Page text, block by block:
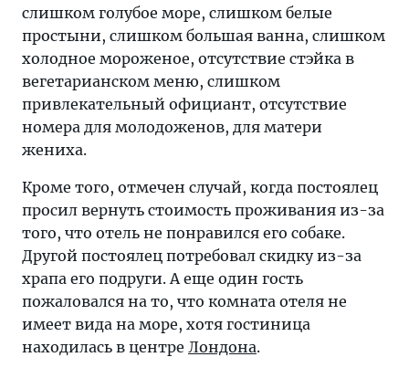
слишком голубое море, слишком белые
простыни, слишком большая ванна, слишком
холодное мороженое, отсутствие стэйка в
вегетарианском меню, слишком
привлекательный официант, отсутствие
номера для молодоженов, для матери
жениха.
Кроме того, отмечен случай, когда постоялец
просил вернуть стоимость проживания из-за
того, что отель не понравился его собаке.
Другой постоялец потребовал скидку из-за
храпа его подруги. А еще один гость
пожаловался на то, что комната отеля не
имеет вида на море, хотя гостиница
находилась в центре Лондона.